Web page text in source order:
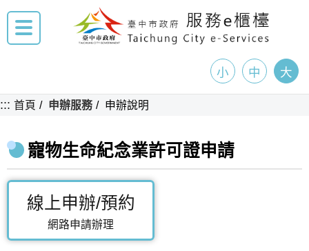
小 中 大
::: 首頁 申辦服務 申辦說明
寵物生命紀念業許可證申請
線上申辦/預約
網路申請辦理